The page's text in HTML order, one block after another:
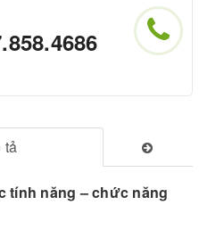
tả
tính năng – chức năng